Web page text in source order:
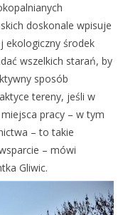
doskonale wpisuje
ekologiczny środek
wszelkich starań, by
sposób
tereny, jeśli w
pracy – w tym
– to takie
– mówi
Gliwic.